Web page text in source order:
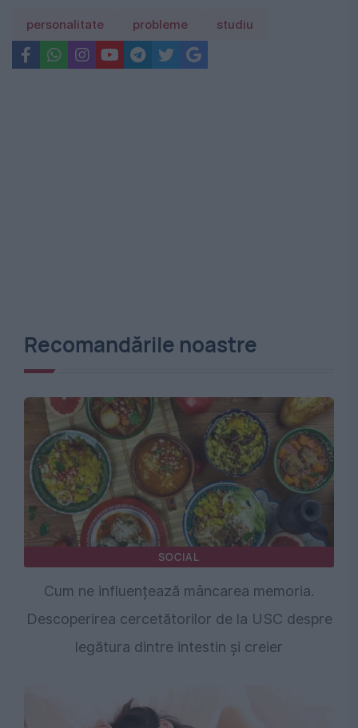
personalitate probleme studiu
Recomandările noastre
SOCIAL
Cum ne influențează mâncarea memoria.
Descoperirea cercetătorilor de la USC despre
legătura dintre intestin și creier